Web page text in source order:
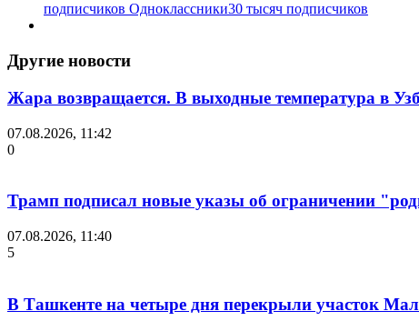
подписчиков Одноклассники30 тысяч подписчиков
Другие новости
Жара возвращается. В выходные температура в
07.08.2026, 11:42
0
Трамп подписал новые указы об ограничении
07.08.2026, 11:40
5
В Ташкенте на четыре дня перекрыли участок